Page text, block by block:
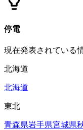
停電
現在発表されている
北海道
北海道
東北
青森県岩手県宮城県